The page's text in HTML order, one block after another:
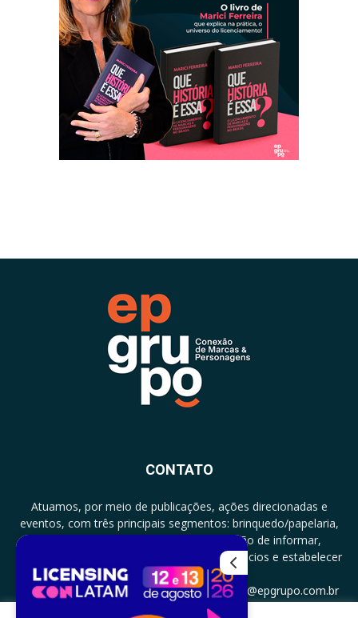
CONTATO
Atuamos, por meio de publicações, ações direcionadas e
eventos, com três principais segmentos: brinquedo/papelaria,
licenciamento e zero a três com a missão de informar,
documentar, proporcionar encontro de negócios e estabelecer
parcerias.
CONTATO: +5511994513097 - atendimento@epgrupo.com.br